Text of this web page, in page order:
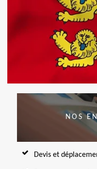
NOS
Devis et